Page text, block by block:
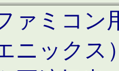
ァミコン
ニックス